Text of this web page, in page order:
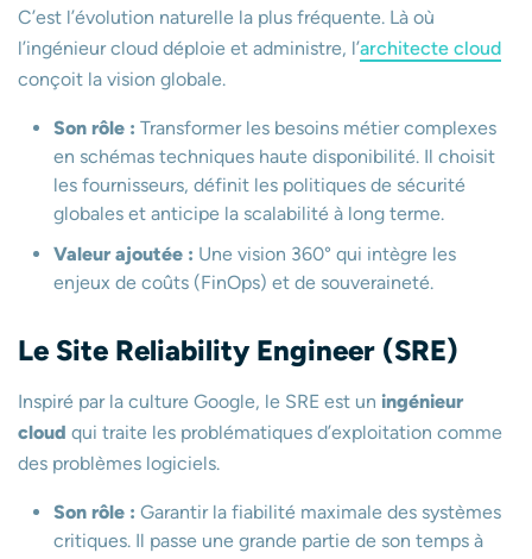
C’est l’évolution naturelle la plus fréquente. Là où
l’ingénieur cloud déploie et administre, l’architecte cloud
conçoit la vision globale.
Son rôle : Transformer les besoins métier complexes
en schémas techniques haute disponibilité. Il choisit
les fournisseurs, définit les politiques de sécurité
globales et anticipe la scalabilité à long terme.
Valeur ajoutée : Une vision 360° qui intègre les
enjeux de coûts (FinOps) et de souveraineté.
Le Site Reliability Engineer (SRE)
Inspiré par la culture Google, le SRE est un ingénieur
cloud qui traite les problématiques d’exploitation comme
des problèmes logiciels.
Son rôle : Garantir la fiabilité maximale des systèmes
critiques. Il passe une grande partie de son temps à